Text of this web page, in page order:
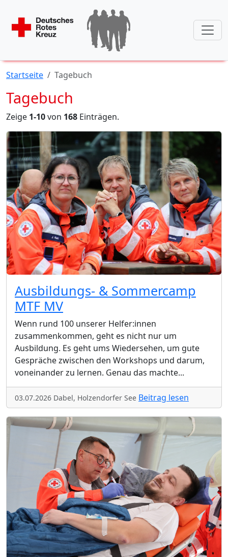
Startseite Tagebuch
Tagebuch
Zeige 1-10von 168 Einträgen.
Ausbildungs- & Sommercamp
MTF MV
Wenn rund 100 unserer Helfer:innen
zusammenkommen, geht es nicht nur um
Ausbildung. Es geht ums Wiedersehen, um gute
Gespräche zwischen den Workshops und darum,
voneinander zu lernen. Genau das machte...
03.07.2026 Dabel, Holzendorfer See Beitrag lesen